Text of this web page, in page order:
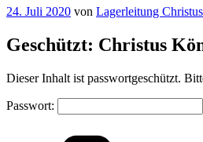
Veröffentlicht
24. Juli 2020 von Lagerleitung
Geschützt: Christus
Dieser Inhalt ist passwortgeschützt.
Passwort: